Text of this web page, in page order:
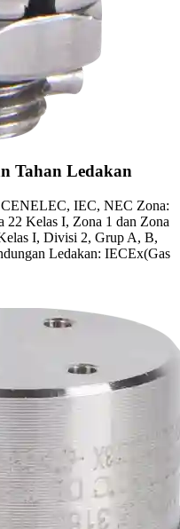
Tahan Ledakan
CENELEC, IEC, NEC Zona:
22 Kelas I, Zona 1 dan Zona
I, Divisi 2, Grup A, B,
Ledakan: IECEx(Gas